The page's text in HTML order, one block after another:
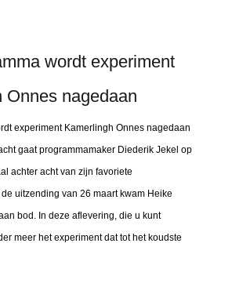
wordt experiment
Onnes nagedaan
experiment Kamerlingh Onnes nagedaan
gaat programmamaker Diederik Jekel op
achter acht van zijn favoriete
uitzending van 26 maart kwam Heike
bod. In deze aflevering, die u kunt
meer het experiment dat tot het koudste